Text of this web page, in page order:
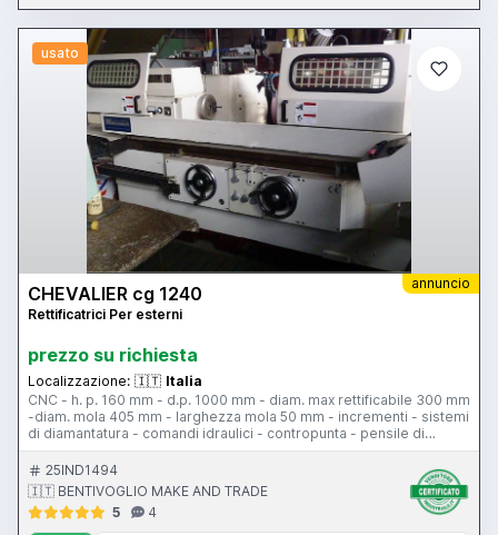
usato
annuncio
CHEVALIER cg 1240
Rettificatrici Per esterni
prezzo su richiesta
Localizzazione: 🇮🇹 Italia
CNC - h. p. 160 mm - d.p. 1000 mm - diam. max rettificabile 300 mm
-diam. mola 405 mm - larghezza mola 50 mm - incrementi - sistemi
di diamantatura - comandi idraulici - contropunta - pensile di
comando - depuratore a tessuto - protezione antinfortunistica -
MARPOSS ZE2
25IND1494
🇮🇹 BENTIVOGLIO MAKE AND TRADE
5
4